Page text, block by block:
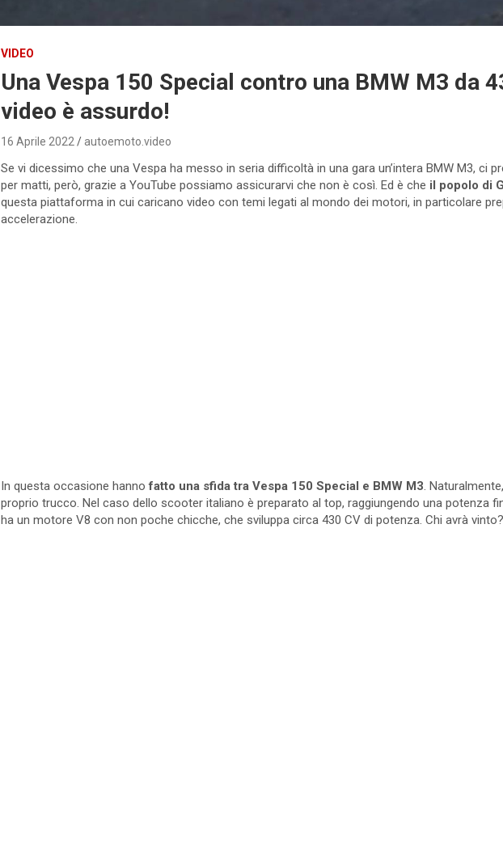
VIDEO
Una Vespa 150 Special contro una BMW M3 da
video è assurdo!
16 Aprile 2022 autoemoto.video
Se vi dicessimo che una Vespa ha messo in seria difficoltà in una gara un’intera BMW M3, ci
per matti, però, grazie a YouTube possiamo assicurarvi che non è così. Ed è che il popolo di
questa piattaforma in cui caricano video con temi legati al mondo dei motori, in particolare
accelerazione.
In questa occasione hannofatto una sfida tra Vespa 150 Special e BMW M3.
proprio trucco. Nel caso dello scooter italiano è preparato al top, raggiungendo una potenza
ha un motore V8 con non poche chicche, che sviluppa circa 430 CV di potenza. Chi avrà